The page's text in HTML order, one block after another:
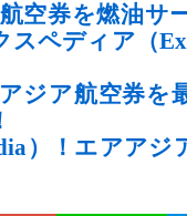
空券を燃油サ
スペディア（
ジア航空券を
）！エアアジ